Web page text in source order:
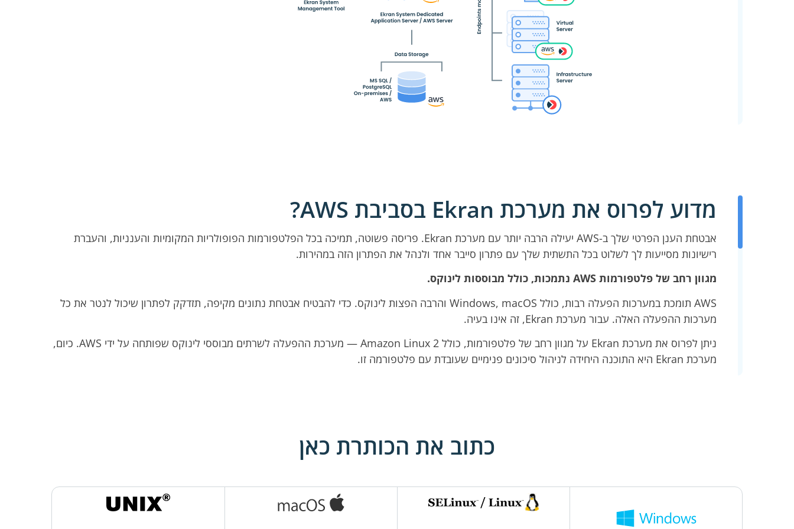
מדוע לפרוס את מערכת Ekran בסביבת AWS?
אבטחת הענן הפרטי שלך ב-AWS יעילה הרבה יותר עם מערכת Ekran. פריסה פשוטה, תמיכה בכל הפלטפורמות הפופולריות המקומיות והענניות, והעברת
רישיונות מסייעות לך לשלוט בכל התשתית שלך עם פתרון סייבר אחד ולנהל את הפתרון הזה במהירות.
מגוון רחב של פלטפורמות AWS נתמכות, כולל מבוססות לינוקס.
AWS תומכת במערכות הפעלה רבות, כולל Windows, macOS והרבה הפצות לינוקס. כדי להבטיח אבטחת נתונים מקיפה, תזדקק לפתרון שיכול לנטר את כל
מערכות ההפעלה האלה. עבור מערכת Ekran, זה אינו בעיה.
ניתן לפרוס את מערכת Ekran על מגוון רחב של פלטפורמות, כולל Amazon Linux 2 — מערכת ההפעלה לשרתים מבוססי לינוקס שפותחה על ידי AWS. כיום,
מערכת Ekran היא התוכנה היחידה לניהול סיכונים פנימיים שעובדת עם פלטפורמה זו.
כתוב את הכותרת כאן